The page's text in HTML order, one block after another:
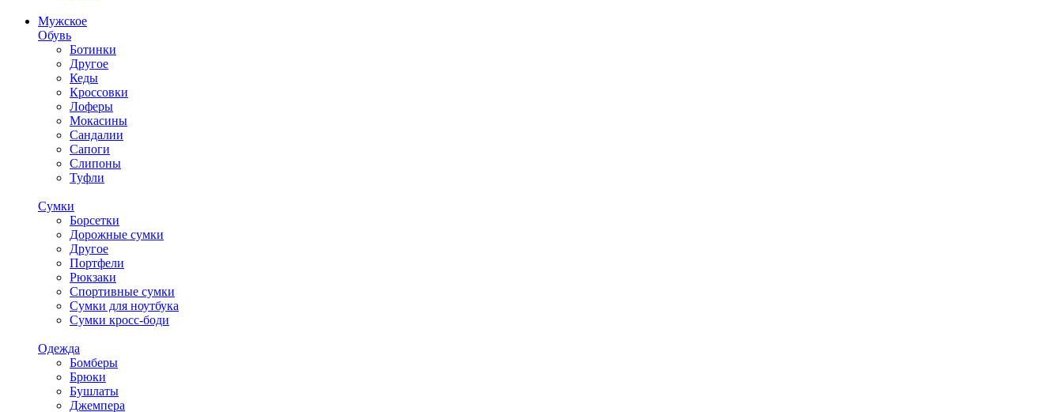
Мужское
Обувь
Ботинки
Другое
Кеды
Кроссовки
Лоферы
Мокасины
Сандалии
Сапоги
Слипоны
Туфли
Сумки
Борсетки
Дорожные сумки
Другое
Портфели
Рюкзаки
Спортивные сумки
Сумки для ноутбука
Сумки кросс-боди
Одежда
Бомберы
Брюки
Бушлаты
Джемпера